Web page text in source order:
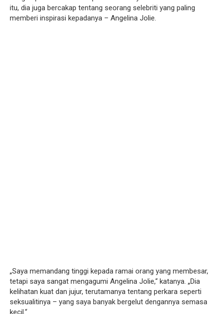
itu, dia juga bercakap tentang seorang selebriti yang paling
memberi inspirasi kepadanya – Angelina Jolie.
„Saya memandang tinggi kepada ramai orang yang membesar,
tetapi saya sangat mengagumi Angelina Jolie,“ katanya. „Dia
kelihatan kuat dan jujur, terutamanya tentang perkara seperti
seksualitinya – yang saya banyak bergelut dengannya semasa
kecil.“